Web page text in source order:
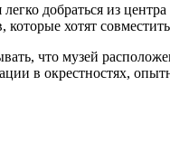
добраться из центра
хотят
что музей
в окрестностях,